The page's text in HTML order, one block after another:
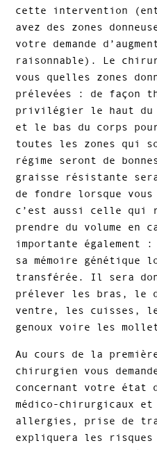
cette intervention
avez des zones
votre demande
raisonnable). Le
vous quelles zones
prélevées : de façon
privilégier le haut du
et le bas du corps
toutes les zones qui
régime seront de
graisse résistante
de fondre lorsque
c’est aussi celle qui
prendre du volume en
importante également
sa mémoire génétique
transférée. Il sera
prélever les bras, le
ventre, les cuisses,
genoux voire les
Au cours de la
chirurgien vous
concernant votre état
médico-chirurgicaux et
allergies, prise de
expliquera les